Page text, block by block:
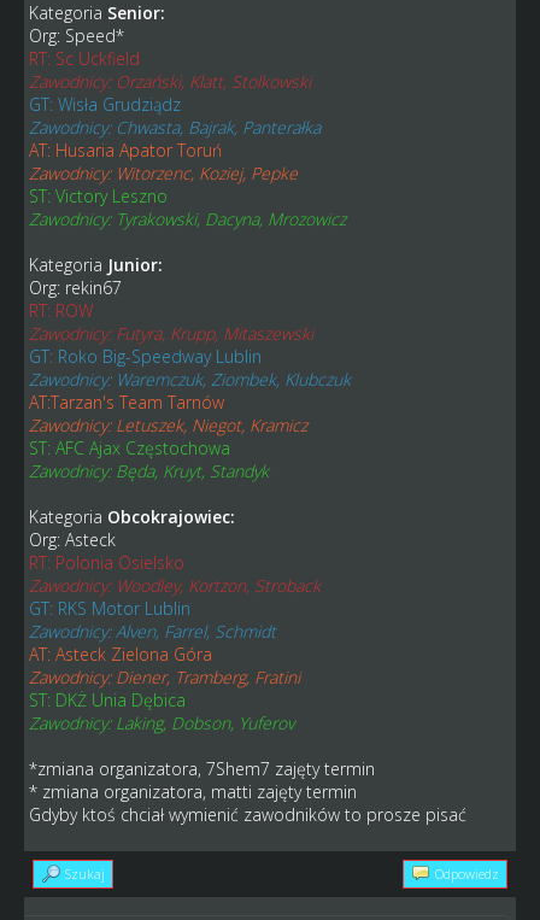
Kategoria Senior:
Org: Speed*
RT: Sc Uckfield
Zawodnicy: Orzański, Klatt, Stolkowski
GT: Wisła Grudziądz
Zawodnicy: Chwasta, Bajrak, Panterałka
AT: Husaria Apator Toruń
Zawodnicy: Witorzenc, Koziej, Pepke
ST: Victory Leszno
Zawodnicy: Tyrakowski, Dacyna, Mrozowicz
Kategoria Junior:
Org: rekin67
RT: ROW
Zawodnicy: Futyra, Krupp, Mitaszewski
GT: Roko Big-Speedway Lublin
Zawodnicy: Waremczuk, Ziombek, Klubczuk
AT:Tarzan's Team Tarnów
Zawodnicy: Letuszek, Niegot, Kramicz
ST: AFC Ajax Częstochowa
Zawodnicy: Będa, Kruyt, Standyk
Kategoria Obcokrajowiec:
Org: Asteck
RT: Polonia Osielsko
Zawodnicy: Woodley, Kortzon, Stroback
GT: RKS Motor Lublin
Zawodnicy: Alven, Farrel, Schmidt
AT: Asteck Zielona Góra
Zawodnicy: Diener, Tramberg, Fratini
ST: DKŻ Unia Dębica
Zawodnicy: Laking, Dobson, Yuferov
*zmiana organizatora, 7Shem7 zajęty termin
* zmiana organizatora, matti zajęty termin
Gdyby ktoś chciał wymienić zawodników to prosze pisać
Szukaj Odpowiedz